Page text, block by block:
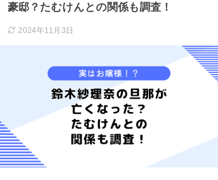
豪邸？たむけんとの関係も調査！
2024年11月3日